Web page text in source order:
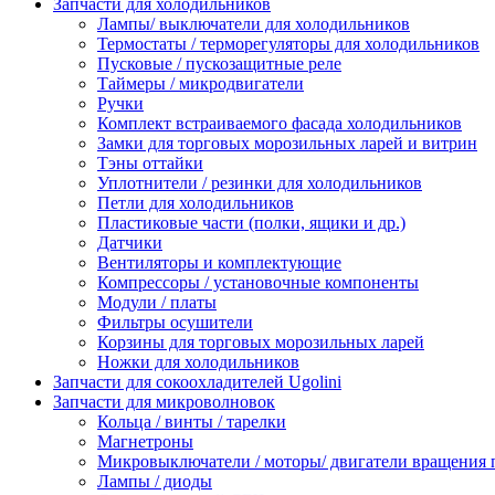
Запчасти для холодильников
Лампы/ выключатели для холодильников
Термостаты / терморегуляторы для холодильников
Пусковые / пускозащитные реле
Таймеры / микродвигатели
Ручки
Комплект встраиваемого фасада холодильников
Замки для торговых морозильных ларей и витрин
Тэны оттайки
Уплотнители / резинки для холодильников
Петли для холодильников
Пластиковые части (полки, ящики и др.)
Датчики
Вентиляторы и комплектующие
Компрессоры / установочные компоненты
Модули / платы
Фильтры осушители
Корзины для торговых морозильных ларей
Ножки для холодильников
Запчасти для сокоохладителей Ugolini
Запчасти для микроволновок
Кольца / винты / тарелки
Магнетроны
Микровыключатели / моторы/ двигатели вращения
Лампы / диоды